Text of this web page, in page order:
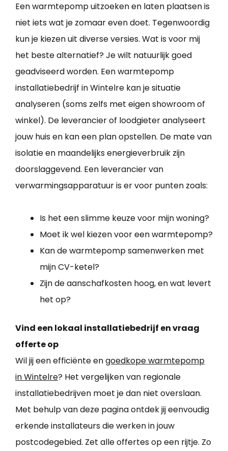
Een warmtepomp uitzoeken en laten plaatsen is
niet iets wat je zomaar even doet. Tegenwoordig
kun je kiezen uit diverse versies. Wat is voor mij
het beste alternatief? Je wilt natuurlijk goed
geadviseerd worden. Een warmtepomp
installatiebedrijf in Wintelre kan je situatie
analyseren (soms zelfs met eigen showroom of
winkel). De leverancier of loodgieter analyseert
jouw huis en kan een plan opstellen. De mate van
isolatie en maandelijks energieverbruik zijn
doorslaggevend. Een leverancier van
verwarmingsapparatuur is er voor punten zoals:
Is het een slimme keuze voor mijn woning?
Moet ik wel kiezen voor een warmtepomp?
Kan de warmtepomp samenwerken met
mijn CV-ketel?
Zijn de aanschafkosten hoog, en wat levert
het op?
Vind een lokaal installatiebedrijf en vraag
offerte op
Wil jij een efficiënte engoedkope warmtepomp
in Wintelre? Het vergelijken van regionale
installatiebedrijven moet je dan niet overslaan.
Met behulp van deze pagina ontdek jij eenvoudig
erkende installateurs die werken in jouw
postcodegebied. Zet alle offertes op een rijtje. Zo